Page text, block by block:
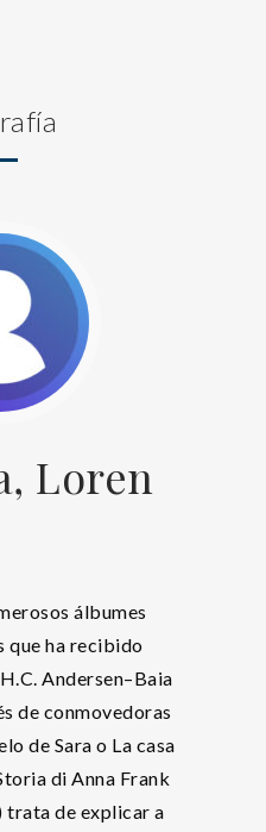
Loren
álbumes
que ha recibido
Andersen–Baia
de conmovedoras
de Sara o La casa
di Anna Frank
de explicar a